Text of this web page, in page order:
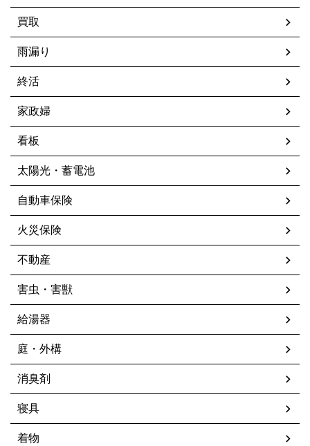
買取
雨漏り
終活
家政婦
看板
太陽光・蓄電池
自動車保険
火災保険
不動産
害虫・害獣
給湯器
庭・外構
消臭剤
寝具
着物